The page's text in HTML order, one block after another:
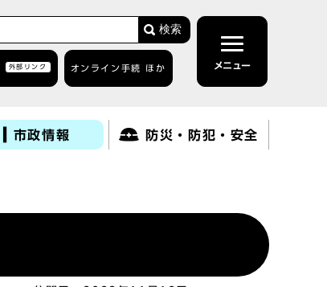
検索
外部リンク オンライン手続 ほか メニュー
市政情報 防災・防犯・安全